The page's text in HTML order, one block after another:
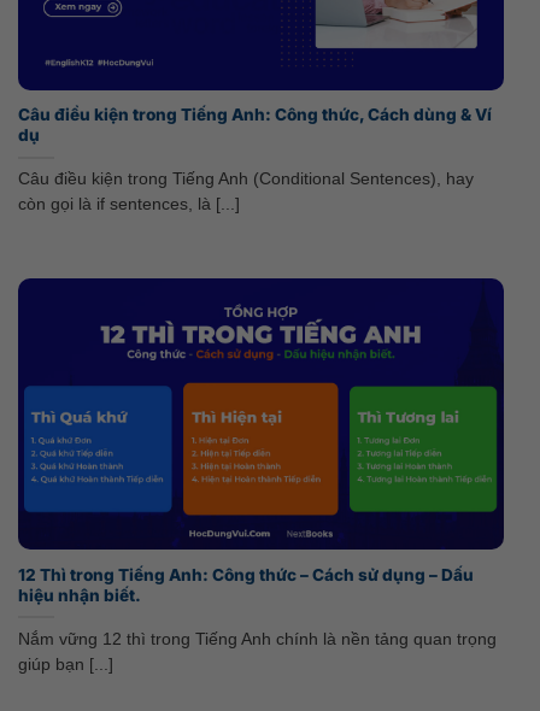
Câu điều kiện trong Tiếng Anh: Công thức, Cách dùng & Ví
dụ
Câu điều kiện trong Tiếng Anh (Conditional Sentences), hay
còn gọi là if sentences, là [...]
12 Thì trong Tiếng Anh: Công thức – Cách sử dụng – Dấu
hiệu nhận biết.
Nắm vững 12 thì trong Tiếng Anh chính là nền tảng quan trọng
giúp bạn [...]